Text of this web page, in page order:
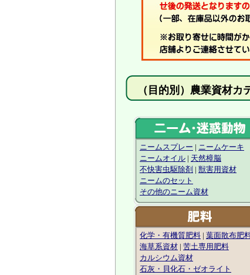
（目的別）農業
ニームスプレー
ニームケーキ
ニームオイル
天然樟脳
不快害虫駆除剤
獣害用資材
ニームのセット
その他のニーム資材
化学・有機質肥料
葉面散布肥
海草系資材
苦土専用肥料
カルシウム資材
石灰・貝化石・ゼオライト